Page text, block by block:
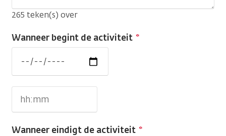
265 teken(s) over
Wanneer begint de activiteit
begint
de
activiteit:
Date
begint
activiteit:
Wanneer eindigt de activiteit